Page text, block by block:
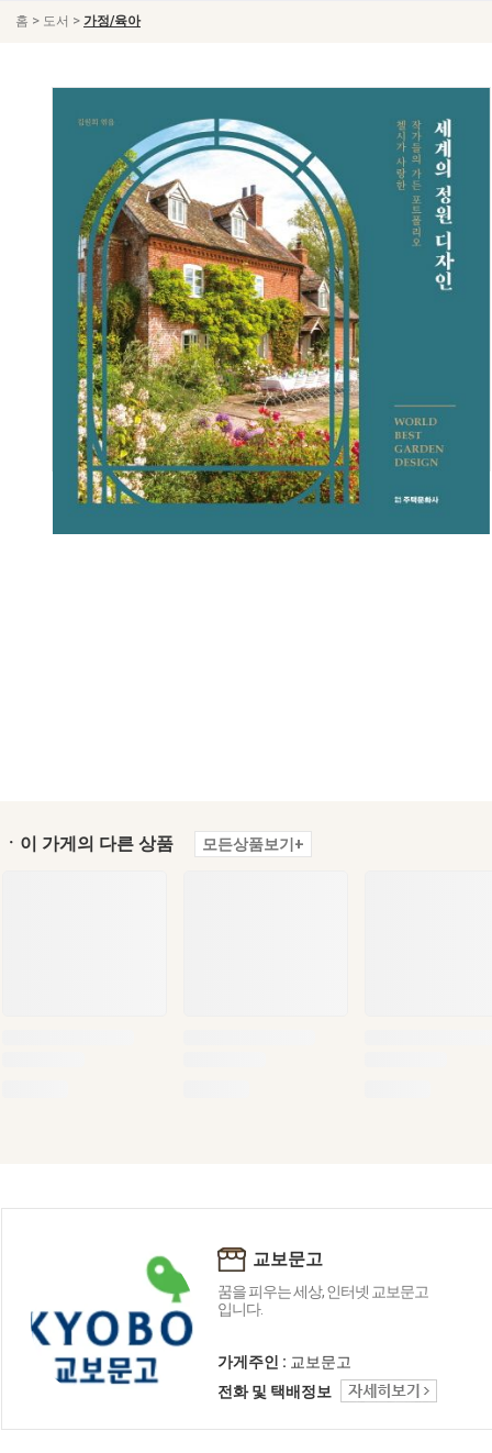
홈 > 도서 > 가정/육아
ㆍ이 가게의 다른 상품 모든상품보기+
교보문고
꿈을 피우는 세상, 인터넷 교보문고
입니다.
가게주인 : 교보문고
전화 및 택배정보